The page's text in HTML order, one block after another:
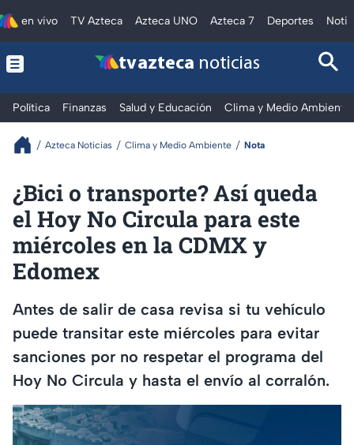
en vivo TV Azteca Azteca UNO Azteca 7 Deportes
tv azteca noticias
Política Finanzas Salud y Educación Clima y Medio Ambiente
Azteca Noticias Clima y Medio Ambiente Nota
¿Bici o transporte? Así queda
el Hoy No Circula para este
miércoles en la CDMX y
Edomex
Antes de salir de casa revisa si tu vehículo
puede transitar este miércoles para evitar
sanciones por no respetar el programa del
Hoy No Circula y hasta el envío al corralón.